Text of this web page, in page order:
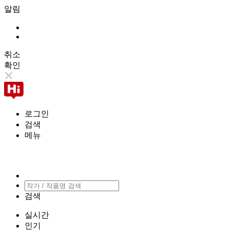
알림
취소
확인
로그인
검색
메뉴
검색
실시간
인기